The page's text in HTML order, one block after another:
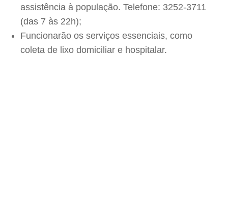
assistência à população. Telefone: 3252-3711
(das 7 às 22h);
Funcionarão os serviços essenciais, como
coleta de lixo domiciliar e hospitalar.